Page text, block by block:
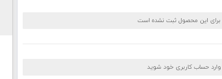
برای این محصول ثبت نشده است
وارد حساب کاربری خود شوید